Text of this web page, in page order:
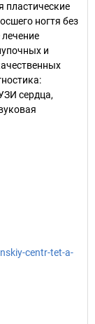
пластические
ногтя без
и
сердца,
centr-tet-a-